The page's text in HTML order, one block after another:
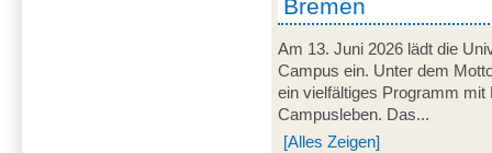
Bremen
Am 13. Juni 2026 lädt die
Campus ein. Unter dem
ein vielfältiges Programm
Campusleben. Das...
[Alles Zeigen]